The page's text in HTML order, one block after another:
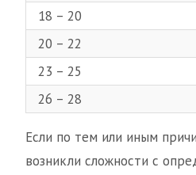
18 – 20
20 – 22
23 – 25
26 – 28
Если по тем или иным
возникли сложности с